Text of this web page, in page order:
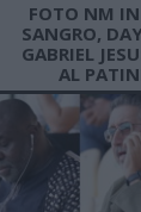
FOTO NM
SANGRO,
GABRIEL
AL